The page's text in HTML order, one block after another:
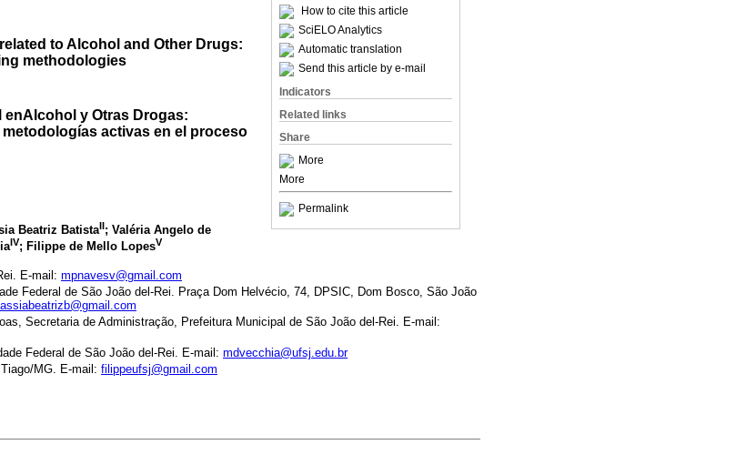
How to cite this article
SciELO Analytics
Automatic translation
Send this article by e-mail
Indicators
Related links
Share
More
More
Permalink
to Alcohol and Other Drugs:
methodologies
y Otras Drogas:
activas en el proceso
Beatriz BatistaII; Valéria Angelo de
IV; Filippe de Mello LopesV
E-mail: mpnavesv@gmail.com
Federal de São João del-Rei. Praça Dom Helvécio, 74, DPSIC, Dom Bosco, São João
Secretaria de Administração, Prefeitura Municipal de São João del-Rei. E-mail:
Federal de São João del-Rei. E-mail: mdvecchia@ufsj.edu.br
MG. E-mail: filippeufsj@gmail.com